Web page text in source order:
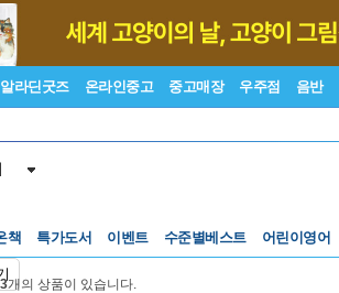
알라딘굿즈 온라인중고 중고매장 우주점 음반
책 특가도서 이벤트
수준별베스트
어린이영어
개의 상품이 있습니다.